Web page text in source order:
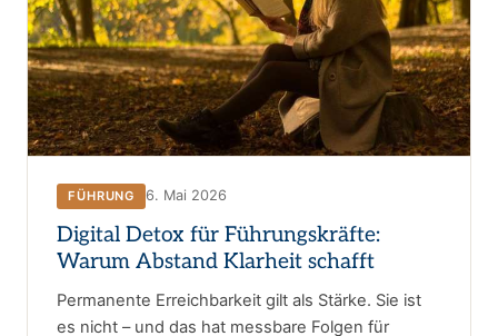
FÜHRUNG 6. Mai 2026
Digital Detox für Führungskräfte:
Warum Abstand Klarheit schafft
Permanente Erreichbarkeit gilt als Stärke. Sie ist
es nicht – und das hat messbare Folgen für